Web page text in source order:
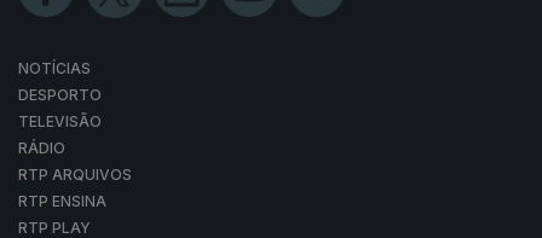
NOTÍCIAS
DESPORTO
TELEVISÃO
RÁDIO
RTP ARQUIVOS
RTP ENSINA
RTP PLAY